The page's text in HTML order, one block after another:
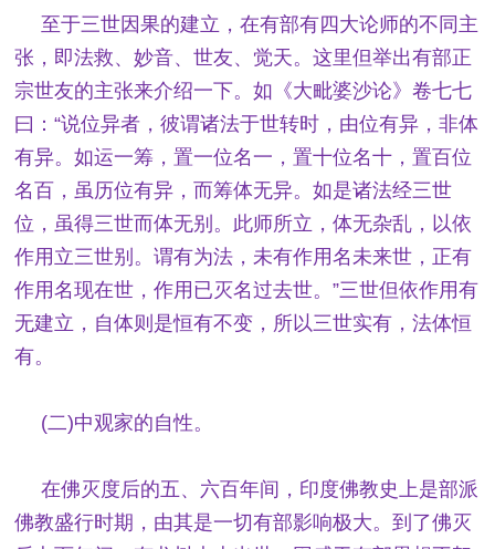
至于三世因果的建立，在有部有四大论师的不同主
张，即法救、妙音、世友、觉天。这里但举出有部正
宗世友的主张来介绍一下。如《大毗婆沙论》卷七七
曰：“说位异者，彼谓诸法于世转时，由位有异，非体
有异。如运一筹，置一位名一，置十位名十，置百位
名百，虽历位有异，而筹体无异。如是诸法经三世
位，虽得三世而体无别。此师所立，体无杂乱，以依
作用立三世别。谓有为法，未有作用名未来世，正有
作用名现在世，作用已灭名过去世。”三世但依作用有
无建立，自体则是恒有不变，所以三世实有，法体恒
有。
(二)中观家的自性。
在佛灭度后的五、六百年间，印度佛教史上是部派
佛教盛行时期，由其是一切有部影响极大。到了佛灭